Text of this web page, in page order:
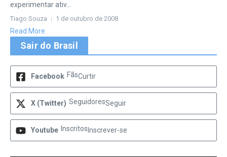
experimentar ativ...
Tiago Souza 1 de outubro de 2008
Read More
Sair do Brasil
Facebook FãsCurtir
X (Twitter) SeguidoresSeguir
Youtube Inscritos Inscrever-se